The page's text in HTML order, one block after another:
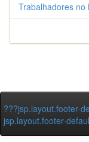
Trabalhadores no
???jsp.layout.footer-
jsp.layout.footer-